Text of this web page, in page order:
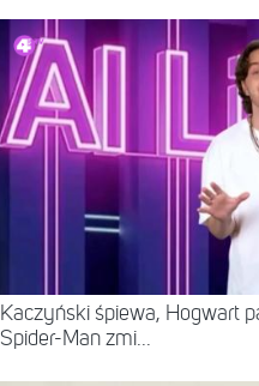
Kaczyński śpiewa, Hogwart
Spider-Man zmi...